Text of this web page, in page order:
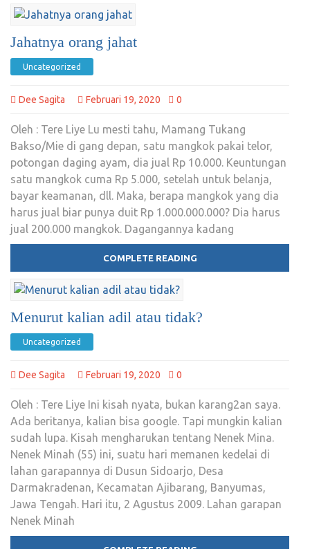
Jahatnya orang jahat
Uncategorized
Dee Sagita Februari 19, 2020 0
Oleh : Tere Liye Lu mesti tahu, Mamang Tukang
Bakso/Mie di gang depan, satu mangkok pakai telor,
potongan daging ayam, dia jual Rp 10.000. Keuntungan
satu mangkok cuma Rp 5.000, setelah untuk belanja,
bayar keamanan, dll. Maka, berapa mangkok yang dia
harus jual biar punya duit Rp 1.000.000.000? Dia harus
jual 200.000 mangkok. Dagangannya kadang
COMPLETE READING
Menurut kalian adil atau tidak?
Uncategorized
Dee Sagita Februari 19, 2020 0
Oleh : Tere Liye Ini kisah nyata, bukan karang2an saya.
Ada beritanya, kalian bisa google. Tapi mungkin kalian
sudah lupa. Kisah mengharukan tentang Nenek Mina.
Nenek Minah (55) ini, suatu hari memanen kedelai di
lahan garapannya di Dusun Sidoarjo, Desa
Darmakradenan, Kecamatan Ajibarang, Banyumas,
Jawa Tengah. Hari itu, 2 Agustus 2009. Lahan garapan
Nenek Minah